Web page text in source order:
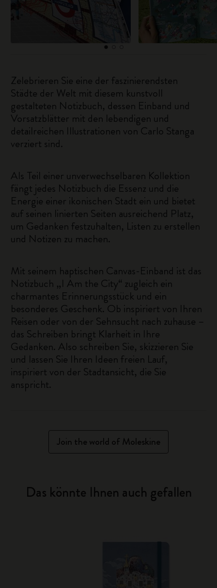
Zelebrieren Sie eine der faszinierendsten
Städte der Welt mit diesem kunstvoll
gestalteten Notizbuch, dessen Einband und
Vorsatzblätter mit den lebendigen und
detailreichen Illustrationen von Carlo Stanga
verziert sind.
Als Teil einer unverwechselbaren Kollektion
fängt jedes Notizbuch die Essenz und die
Energie einer ikonischen Stadt ein und bietet
auf seinen linierten Seiten ausreichend Platz,
um Gedanken festzuhalten, Listen zu erstellen
und Notizen zu machen.
Mit seinem haptischen Canvas-Einband ist das
Notizbuch „I Am the City“ zugleich ein
charmantes Erinnerungsstück und ein
besonderes Geschenk. Ob inspiriert von Ihren
Reisen oder von der Sehnsucht nach zuhause –
das Schreiben bringt Klarheit in Ihre
Gedanken. Also schreiben Sie, skizzieren Sie
und lassen Sie Ihren Ideen freien Lauf,
inspiriert von der Stadtansicht, die Sie
anspricht.
Join the world of Moleskine
Das könnte Ihnen auch gefallen